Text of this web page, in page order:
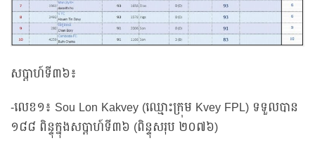
សប្ដាហ៍ទី៣៦៖
-លេខ១៖ Sou Lon Kakvey (ឈ្មោះក្រុម Kvey FPL) ទទួលបាន
១៨៨ ពិន្ទុក្នុងសប្ដាហ៍ទី៣៦ (ពិន្ទុសរុប ២០៧៦)